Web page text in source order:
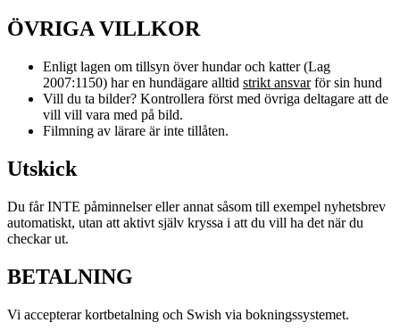
ÖVRIGA VILLKOR
Enligt lagen om tillsyn över hundar och katter (Lag
2007:1150) har en hundägare alltid strikt ansvarför sin hund
Vill du ta bilder? Kontrollera först med övriga deltagare att de
vill vill vara med på bild.
Filmning av lärare är inte tillåten.
Utskick
Du får INTE påminnelser eller annat såsom till exempel nyhetsbrev
automatiskt, utan att aktivt själv kryssa i att du vill ha det när du
checkar ut.
BETALNING
Vi accepterar kortbetalning och Swish via bokningssystemet.